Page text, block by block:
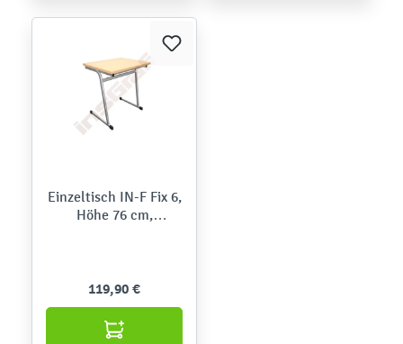
Einzeltisch IN-F Fix 6,
Höhe 76 cm,
119,90 €